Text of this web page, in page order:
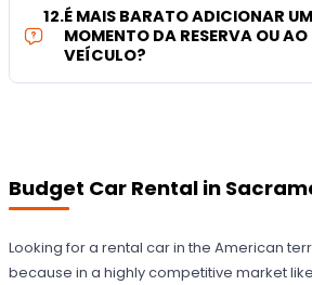
12.É MAIS BARATO ADICIONAR
MOMENTO DA RESERVA OU AO
VEÍCULO?
Budget Car Rental in
Looking for a rental car in the American
because in a highly competitive market